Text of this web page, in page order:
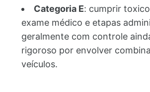
Categoria E: cumprir
exame médico e etapas
geralmente com controle
rigoroso por envolver
veículos.